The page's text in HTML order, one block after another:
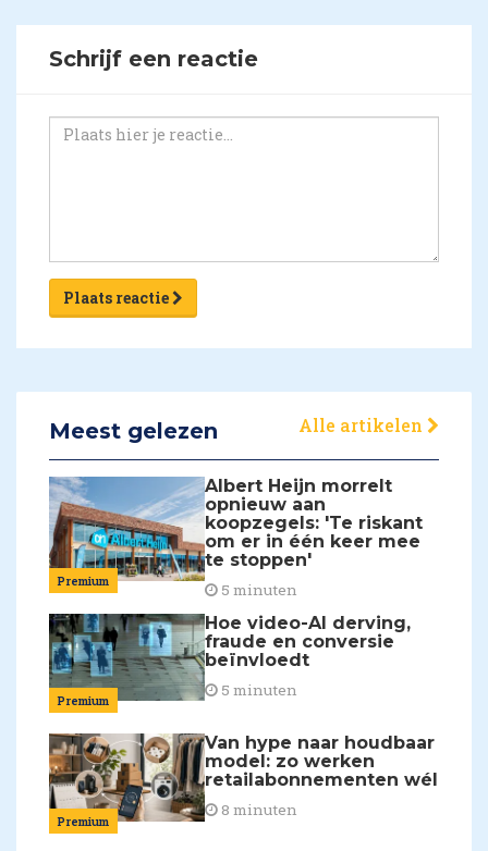
Schrijf een reactie
Plaats reactie
Meest gelezen Alle artikelen
Premium
Albert Heijn morrelt
opnieuw aan
koopzegels: 'Te riskant
om er in één keer mee
te stoppen'
5 minuten
Premium
Hoe video-AI derving,
fraude en conversie
beïnvloedt
5 minuten
Premium
Van hype naar houdbaar
model: zo werken
retailabonnementen wél
8 minuten